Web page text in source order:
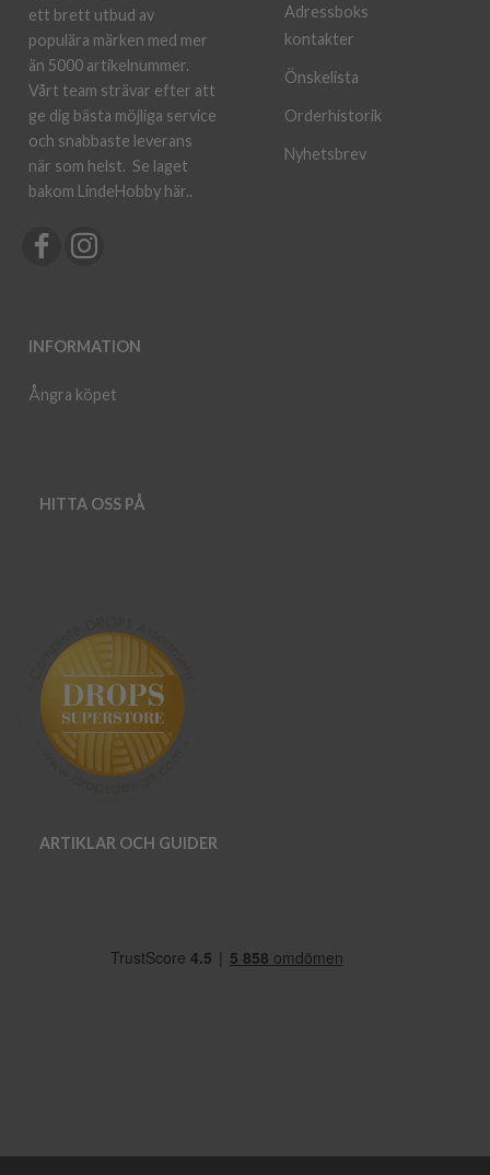
ett brett utbud av
populära märken med mer
än 5000 artikelnummer.
Vårt team strävar efter att
ge dig bästa möjliga service
och snabbaste leverans
när som helst. Se laget
bakom LindeHobby här..
INFORMATION
Ångra köpet
Adressboks
kontakter
Önskelista
Orderhistorik
Nyhetsbrev
HITTA OSS PÅ
ARTIKLAR OCH GUIDER